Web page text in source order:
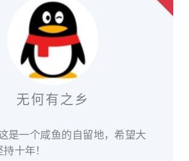
无何有之乡
是一个咸鱼的自留地，希望大
十年！